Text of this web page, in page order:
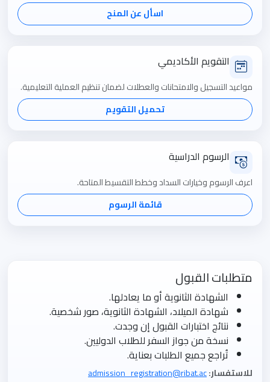
اسأل عن المنح
التقويم الأكاديمي
مواعيد التسجيل والامتحانات والعطلات لضمان تنظيم العملية التعليمية.
تحميل التقويم
الرسوم الدراسية
اعرف الرسوم وخيارات السداد وخطط التقسيط المتاحة.
قائمة الرسوم
متطلبات القبول
الشهادة الثانوية أو ما يعادلها.
شهادة الميلاد، الشهادة الثانوية، صور شخصية.
نتائج اختبارات القبول إن وجدت.
نسخة من جواز السفر للطلاب الدوليين.
تُراجع جميع الطلبات بعناية.
للاستفسار:admission_registration@ribat.ac